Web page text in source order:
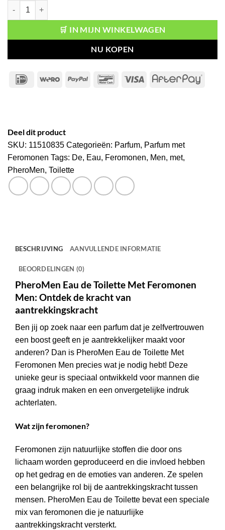
PheroMen Eau de Toilette Met Feromonen Men aantal
🛒 IN MIJN WINKELWAGEN
NU KOPEN
IDeal Wero PayPal Bancontact
Visa
Deel dit product
SKU: 11510835 Categorieën: Parfum, Parfum met
Feromonen Tags: De, Eau, Feromonen, Men, met,
PheroMen, Toilette
BESCHRIJVING AANVULLENDE INFORMATIE
BEOORDELINGEN (0)
PheroMen Eau de Toilette Met Feromonen
Men: Ontdek de kracht van
aantrekkingskracht
Ben jij op zoek naar een parfum dat je zelfvertrouwen
een boost geeft en je aantrekkelijker maakt voor
anderen? Dan is PheroMen Eau de Toilette Met
Feromonen Men precies wat je nodig hebt! Deze
unieke geur is speciaal ontwikkeld voor mannen die
graag indruk maken en een onvergetelijke indruk
achterlaten.
Wat zijn feromonen?
Feromonen zijn natuurlijke stoffen die door ons
lichaam worden geproduceerd en die invloed hebben
op het gedrag en de emoties van anderen. Ze spelen
een belangrijke rol bij de aantrekkingskracht tussen
mensen. PheroMen Eau de Toilette bevat een speciale
mix van feromonen die je natuurlijke
aantrekkingskracht versterkt.